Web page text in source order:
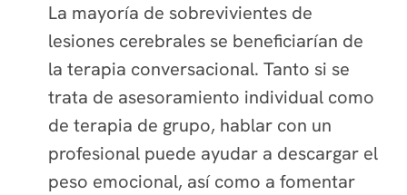
La mayoría de sobrevivientes de
lesiones cerebrales se beneficiarían de
la terapia conversacional. Tanto si se
trata de asesoramiento individual como
de terapia de grupo, hablar con un
profesional puede ayudar a descargar el
peso emocional, así como a fomentar